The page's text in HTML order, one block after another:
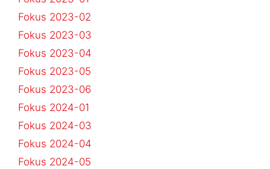
Fokus 2023-02
Fokus 2023-03
Fokus 2023-04
Fokus 2023-05
Fokus 2023-06
Fokus 2024-01
Fokus 2024-03
Fokus 2024-04
Fokus 2024-05